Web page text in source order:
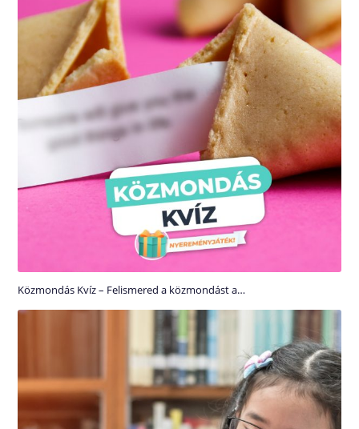
Közmondás Kvíz – Felismered a közmondást a…